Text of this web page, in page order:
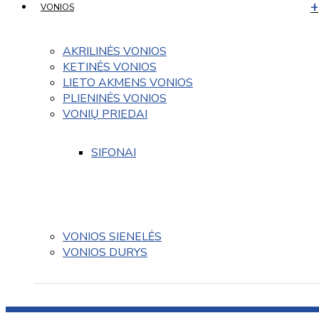
VONIOS
AKRILINĖS VONIOS
KETINĖS VONIOS
LIETO AKMENS VONIOS
PLIENINĖS VONIOS
VONIŲ PRIEDAI
SIFONAI
VONIOS SIENELĖS
VONIOS DURYS